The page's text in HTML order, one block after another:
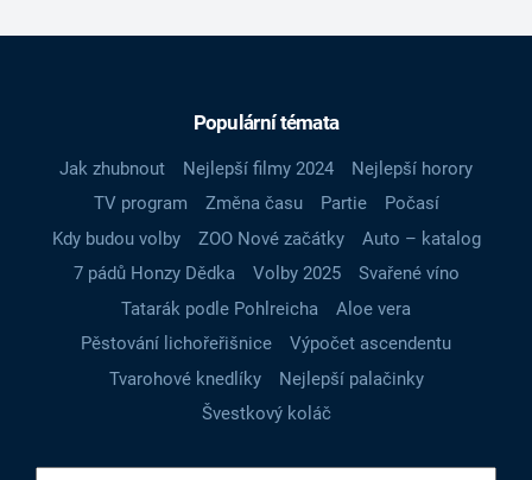
Populární témata
Jak zhubnout Nejlepší filmy 2024
Nejlepší horory
TV program
Změna času Partie
Počasí
Kdy budou volby
ZOO Nové začátky
Auto – katalog
7 pádů Honzy Dědka
Volby 2025
Svařené víno
Tatarák podle Pohlreicha
Aloe vera
Pěstování lichořeřišnice
Výpočet ascendentu
Tvarohové knedlíky
Nejlepší palačinky
Švestkový koláč